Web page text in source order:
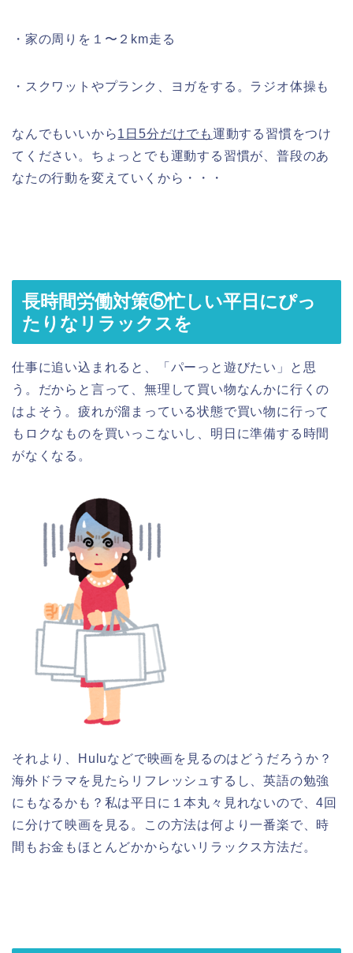
・家の周りを１〜２km走る
・スクワットやプランク、ヨガをする。ラジオ体操も
なんでもいいから1日5分だけでも運動する習慣をつけ
てください。ちょっとでも運動する習慣が、普段のあ
なたの行動を変えていくから・・・
長時間労働対策⑤忙しい平日にぴっ
たりなリラックスを
仕事に追い込まれると、「パーっと遊びたい」と思
う。だからと言って、無理して買い物なんかに行くの
はよそう。疲れが溜まっている状態で買い物に行って
もロクなものを買いっこないし、明日に準備する時間
がなくなる。
それより、Huluなどで映画を見るのはどうだろうか？
海外ドラマを見たらリフレッシュするし、英語の勉強
にもなるかも？私は平日に１本丸々見れないので、4回
に分けて映画を見る。この方法は何より一番楽で、時
間もお金もほとんどかからないリラックス方法だ。